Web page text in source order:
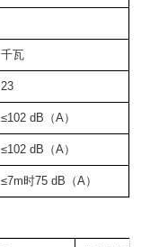
千瓦
23
≤102 dB（A）
≤102 dB（A）
≤7m时75 dB（A）